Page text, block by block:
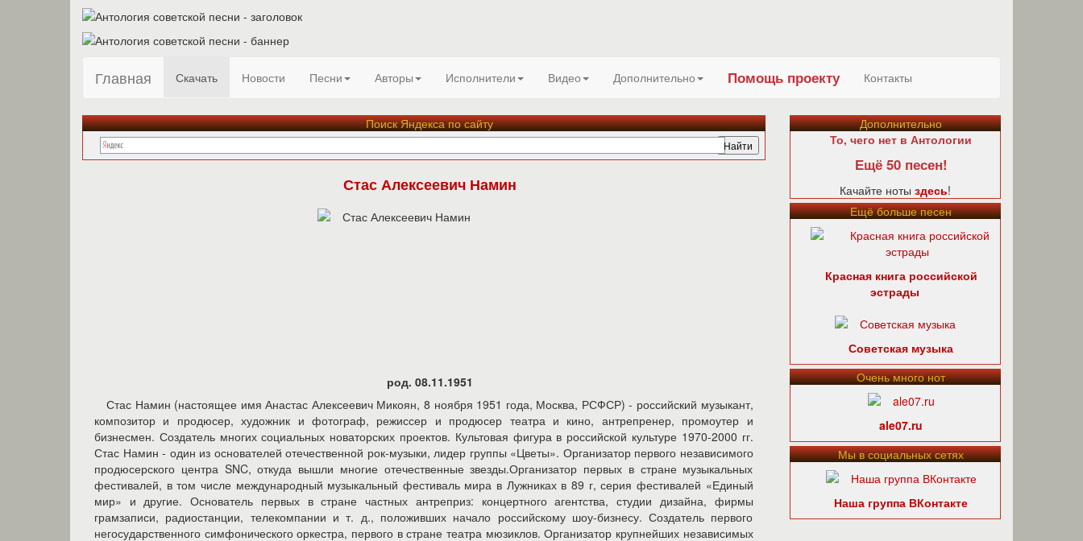
Главная Скачать Новости Песни Авторы Исполнители Видео Дополнительно Помощь проекту Контакты
Поиск Яндекса по сайту
Стас Алексеевич Намин
род. 08.11.1951
Стас Намин (настоящее имя Анастас Алексеевич Микоян, 8 ноября 1951 года, Москва, РСФСР) - российский музыкант, композитор и продюсер, художник и фотограф, режиссер и продюсер театра и кино, антрепренер, промоутер и бизнесмен. Создатель многих социальных новаторских проектов. Культовая фигура в российской культуре 1970-2000 гг. Стас Намин - один из основателей отечественной рок-музыки, лидер группы «Цветы». Организатор первого независимого продюсерского центра SNC, откуда вышли многие отечественные звезды.Организатор первых в стране музыкальных фестивалей, в том числе международный музыкальный фестиваль мира в Лужниках в 89 г, серия фестивалей «Единый мир» и другие. Основатель первых в стране частных антреприз: концертного агентства, студии дизайна, фирмы грамзаписи, радиостанции, телекомпании и т. д., положивших начало российскому шоу-бизнесу. Создатель первого негосударственного симфонического оркестра, первого в стране театра мюзиклов. Организатор крупнейших независимых международных и межгосударственных фестивалей культуры в стране и за рубежом.БиографияРодился в 1951 году в Москве. Все раннее детство Стас провел с родителями в военных гарнизонах: деревня Рось в Белоруссии, селение Алакурти под Мурманском, городок Рехлин в Восточной Германии.Стаса воспитывала мать, с детства приобщая сына к музыке и литературе. В доме бывали Д. Шостакович, А. Хачатурян, М. Ростропович, Л. Коган, А. Шнитке, Г. Канчели, Г.Свиридов и другие известные музыканты и деятели искусства. Первым учителем музыки Стаса был композитор Арно Бабаджанян.В 1957 году шестилетний Стас поступил в московскую среднюю школу № 74, а через четыре года, по настоянию отца, стал курсантом Московского Суворовского военного училища. Там, впервые услышав «The Beatles» и «Rolling Stones», он серьезно увлекся рок-музыкой. Результатом этого увлечения стали две рок-группы, созданные юным Стасом: в 1964-м году - «Чародеи» и в 1967-м - «Политбюро». В 1969-м году, поступив в институт иностранных языков им. М.Тореза, Стас стал лидер-гитаристом уже известной в студенческой среде группы «Блики».В конце 60-х Стаса увлекло движение хиппи «Дети цветов», бунтующих против существующих в обществе порядков, и в 1969-м под впечатлением легендарного хиппи-рок-фестиваля «Вудсток» он создал новую группу «Цветы», которая стала первой национальной супер-группой и фактически начала рок-движение в массовой культуре страны. Первый сингл «Цветов», выпущенный на фирме «Мелодия» в 1972 году вместе с другими самодеятельными студенческими ансамблями, неожиданно разошелся небывалым тиражом в 7 миллионов экземпляров. В 1973-ем вышел второй миньон «Цветов» таким же огромным тиражом. В 1974-м «Цветы» были названы в московской прессе «Советскими Beatles», но в том же самом году Министерство культуры запретило группу и даже само название как «пропаганду западной идеологии и идей хиппи».Вынужденный двухлетний перерыв в работе своей группы Намин посвятил окончанию учебы в Московском Государственном Университете, куда он перевелся 1972 году. В то время он много общался с прогрессивными поэтами и художниками, имеющими статус диссидентов. Его друзьями были Анатолий Зверев, Иосиф Киблицкий, Олег Целков, Алена Басилова, Генрих Сапгир, Юз Алешковский и др. Вместе с ними он был свидетелем исторической «бульдозерной выставки» и многих других акций режима против творческой интеллигенции. Тогда же, под влиянием «Beatles», увлекшись индийской музыкой и ведической культурой, он стал одним из тех, кто начинал Движение Сознания Кришны в России.В конце 1976 года Намин вновь собрал группу, и «Цветы» возобновили деятельность уже без запрещенного названия, а просто как «Группа Стаса Намина». Многие сомневались, удастся ли Намину без уже суперизвестного названия «Цветы» добиться такой же популярности. Но это произошло сразу же после выпуска первого сингла. Миллионы поклонников узнали своих кумиров и Группа Стаса Намина стала так же как и раньше популярна, но и так же как раньше официально запрещена в СМИ, не появлялась на телевидении, радио и в прессе. В 79-м и 80-м годах произошло «потепление», и группе удалось впервые за 10 лет выпустить сольный альбом «Гимн солнцу» и другие записи, сняться в фильме «Фантазия на тему любви» и впервые появиться на телевидении. Но в 1981-м, после их триумфального выступления на организованном Наминым фестивале в Ереване и восторженных статей в журнале «Time», они опять попали в опалу, став мишенью непосредственно Комитета Государственной безопасности. В ответ на репрессии Намин решил больше не искать компромиссов, и предложил худсовету фирмы «Мелодия» свой новый репертуар в стиле рок с жесткими социальными стихами: «Ностальгия по настоящему» (А.Вознесенский), «Я не сдаюсь» (Е.Евтушенко), «Пустой орех» (Ю.Кузнецов), «Однажды ночью» (Д.Самойлов), «Элегия» (Рубцов) и др. Это были уже не наивные романтические тексты и лирические мелодии 70-х, к которым уже привыкли и Худсоветы и публика и фирма «Мелодия», несмотря на то, что получала огромные прибыли от миллионных тиражей «Цветов» (при этом ничего не платя исполнителям), также закрылась для группы Стаса Намина навсегда.В 1983 году Намин, потеряв надежду на возможность продолжать профессиональную деятельность в этом жанре группы, решает поменять профессию и вместе со своим другом Александром Кайдановским поступает на Высшие курсы сценаристов и режиссеров при Госкино СССР. Там его учителями были Александр Митта, Лев Гумелев, Паола Волкова и другие. Тогда же Намин снял первый в стране видеоклип на песню «Старый Новый Год» (стихи А.Вознесенского) с откровенно политическим подтекстом. Впервые клип попал в эфир только в 1986-м в США на MTV.Даже однозначно позитивная песня Намина «Мы желаем счастья вам», написанная в начале 1982 года и как бы завершившая романтический период 70-х, ставшая сегодня национальной классикой, была запрещена в СМИ и только 1985 году, с помощью композитора А. Пахмутовой, впервые появилась на телевидении.В 1986 году, после полугодового противостояния с Министерством Культуры СССР, только благодаря веяниям перестройки, когда к власти пришел Михаил Горбачёв, удалось осуществить совместный проект Стаса Намина и Дэвида Вулкомба (США) «Дитя Мира» и после продолжительных баталий с Министерством Культуры Группа Стаса Намина прорвалась через железный занавес и стала первой отечественной рок-группой, которая совершила турне по Соединенным Штатам, а также за несколько лет объехала с гастролями весь мир: Японию, Европу, Южную Америку, Африку, Австралию и др.В 1990 году Намин остановил деятельность группы, занявшись другими проектами. Только через десять лет «Цветы» снова собрались, но Намин участвовал уже только в качестве продюсера.За все время существования Группы Стаса Намина фирма «Мелодия» продала более 60 миллионов ее пластинок. Намин - автор около 50-ти песен из репертуара «Цветов», большинство из которых были запрещены и не изданы, а среди тех, которые удалось выпустить, национальными хитами стали «Рано прощаться», «Летний вечер», «Юрмала», «Мы желаем счастья вам» и др. В группе «Цветы» начали свою карьеру более 50 музыкантов, среди них: С. Дьячков, А. Козлов, С.Дюжиков, Ю.Фокин, К. Никольский, И. Саруханов, А. Маршал, А. Малинин, А. Сапунов, С.Воронов и многие другие. Музыканты «Цветов» стали так же основой, созданной Наминым известной группы «Парк Горького».В 1987-ом году в Зеленом Театре Парка Горького появилась одна из первых в стране негосударственных организаций «Центр Стаса Намина», которая, следуя смелому высказыванию Горбачева «Что не запрещено, то разрешено», собрала под своей крышей молодые, запрещенные ранее таланты. Это были первый в стране продюсерский центр и независимая студия звукозаписи, где делали первые шаги и развивались новые музыкальные коллективы, такие как «Бригада С», «Моральный кодекс», «Калинов мост», «Ночной проспект», «Николай Коперник», «Мегаполис», «Сплин» и многие другие, а также молодые художники, поэты, дизайнеры.В начале 1987-го года, после своих первых выездов с концертами на Запад, Намин решил попробовать свои силы как продюсера на мировом рынке шоу-бизнеса. Специально на экспорт он создал музыкальный проект, придумав ему название по месту рождения - «Парк Горького». Намин подобрал музыкантов, и в результате двухлетней работы в своей студии SNC создал имидж и демо-записи своей новой группы, подписал контракт с US Polygram Records, пригласив для этого в Москву президента Дика Эшшера, привлек к проекту группу «Бон Джови», и в результате группа «Парк Горького» стала популярной во всем мире. Главным трамплином в карьере «Парка Горького» стало их участие в организованном Наминым в 1989-м году историческом рок-фестивале против наркотиков в Лужниках. Намин включил свою группу в фестиваль наравне с Бон Джови, Мотли Крю, Оззи Озборном, Скорпионс, Синдереллой и другими мировыми звездами. Фестиваль транслировался в 59 странах мира.В конце 80-х Центр Стаса Намина стал культовым местом Москвы, где можно было встретить самых известных и прогрессивных людей России и мира: Арнольда Шварцнеггера, Питера Гэйбриэла, U-2, Энни Ленокс, Pink Floyd, Роберта ДеНиро, Квинси Джонса и многих других. Знаменитый Фрэнк Заппа, частый гость Намина, снял фильм о Центре, а группа Scorpions посвятила ему свой хит «Ветер перемен».В начале 90-х Намин разделил свои проекты на те, что связаны с искусством и по существу являются благотворительными, и проекты, связанные с бизнесом и коммерческой деятельностью.Холдинг SNC стал фактически первой в стране свободной корпорацией шоу-бизнеса, разбив монополию государственного режима. Деятельность созданных Наминым фирм, вошедших в холдинг, была фактически некоммерческой, так как тогда в России не было не только шоу-бизнеса, но и денег, а цели - скорее социально-новаторскими, так как ничего подобного ранее в стране не существовало.В холдинг SNC вошли фирмы, созданные для развития культуры: студия звукозаписи «SNC Studio», продюсерский центр «SNC», концертное агентство «SNC Concerts», студия дизайна «SNC Design», модельное агентство и театры моды «SNC Fashion», ресторан «Хард -
Дополнительно
То, чего нет в Антологии
Ещё 50 песен!
Качайте ноты здесь!
Ещё больше песен
Красная книга российской
эстрады
Советская музыка
Очень много нот
ale07.ru
Мы в социальных сетях
Наша группа ВКонтакте